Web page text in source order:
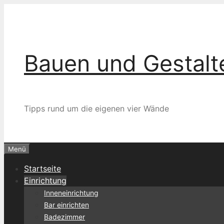
Bauen und
Tipps rund um die eigenen vier Wände
Menü
Startseite
Einrichtung
Inneneinrichtung
Bar einrichten
Badezimmer